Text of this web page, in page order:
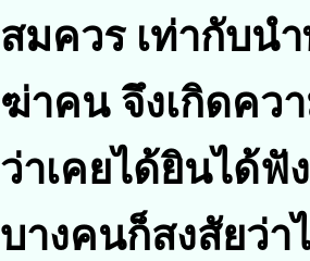
สมควร เท่ากับน
ฆ่าคน จึงเกิดคว
ว่าเคยได้ยินได้ฟั
บางคนก็สงสัยว่า